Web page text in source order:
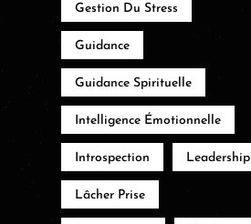
Gestion Du Stress
Guidance
Guidance Spirituelle
Intelligence Émotionnelle
Introspection Leadership
Lâcher Prise